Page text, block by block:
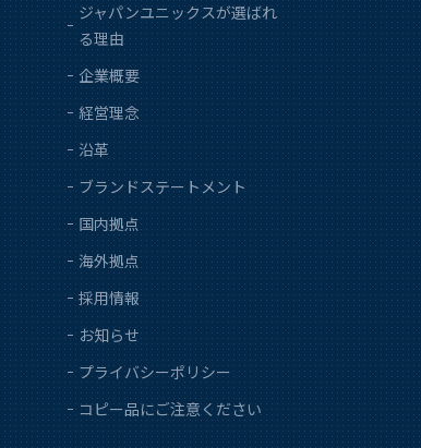
ジャパンユニックスが選ばれ
る理由
企業概要
経営理念
沿革
ブランドステートメント
国内拠点
海外拠点
採用情報
お知らせ
プライバシーポリシー
コピー品にご注意ください